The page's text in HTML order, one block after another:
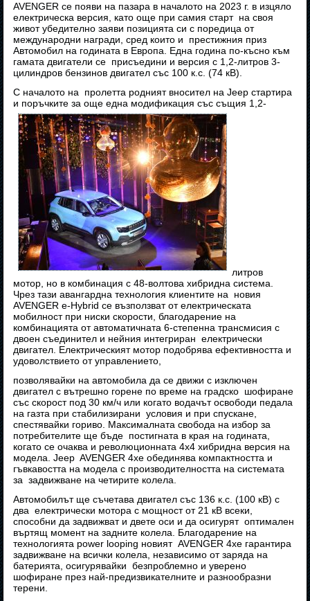
AVENGER се появи на пазара в началото на 2023 г. в изцяло
електрическа версия, като още при самия старт на своя
живот убедително заяви позицията си с поредица от
международни награди, сред които и престижния приз
Автомобил на годината в Европа. Една година по-късно към
гамата двигатели се присъедини и версия с 1,2-литров 3-
цилиндров бензинов двигател със 100 к.с. (74 кВ).
С началото на пролетта родният вносител на Jeep стартира
и поръчките за още една модификация със същия 1,2-
литров
мотор, но в комбинация с 48-волтова хибридна система.
Чрез тази авангардна технология клиентите на новия
AVENGER e-Hybrid се възползват от електрическата
мобилност при ниски скорости, благодарение на
комбинацията от автоматичната 6-степенна трансмисия с
двоен съединител и нейния интегриран електрически
двигател. Електрическият мотор подобрява ефективността и
удоволствието от управлението,
позволявайки на автомобила да се движи с изключен
двигател с вътрешно горене по време на градско шофиране
със скорост под 30 км/ч или когато водачът освободи педала
на газта при стабилизирани условия и при спускане,
спестявайки гориво. Максималната свобода на избор за
потребителите ще бъде постигната в края на годината,
когато се очаква и революционната 4х4 хибридна версия на
модела. Jeep AVENGER 4хе обединява компактността и
гъвкавостта на модела с производителността на системата
за задвижване на четирите колела.
Автомобилът ще съчетава двигател със 136 к.с. (100 кВ) с
два електрически мотора с мощност от 21 кВ всеки,
способни да задвижват и двете оси и да осигурят оптимален
въртящ момент на задните колела. Благодарение на
технологията power looping новият AVENGER 4xe гарантира
задвижване на всички колела, независимо от заряда на
батерията, осигурявайки безпроблемно и уверено
шофиране през най-предизвикателните и разнообразни
терени.